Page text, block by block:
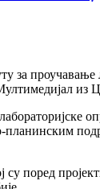
за
планинским
поред